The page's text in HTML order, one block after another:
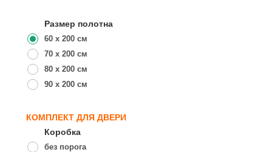
Размер полотна
60 x 200 см
70 x 200 см
80 x 200 см
90 x 200 см
КОМПЛЕКТ ДЛЯ ДВЕРИ
Коробка
без порога